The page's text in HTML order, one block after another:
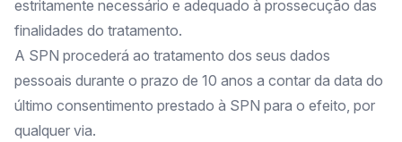
estritamente necessário e adequado à prossecução das
finalidades do tratamento.
A SPN procederá ao tratamento dos seus dados
pessoais durante o prazo de 10 anos a contar da data do
último consentimento prestado à SPN para o efeito, por
qualquer via.